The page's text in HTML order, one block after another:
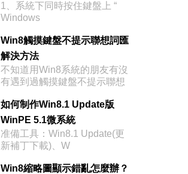
1、系統下同時按住鍵盤上 “
Windows
Win8觸摸鍵盤不提示聯想詞匯
解決方法
不知道用Win8系統的朋友有沒
有遇到過觸摸鍵盤不提示聯想
如何制作Win8.1 Update版
WinPE 5.1微系統
准備工具：Win8.1 Update(更
新補丁下載)、W
Win8縮略圖顯示錯亂怎麼辦？